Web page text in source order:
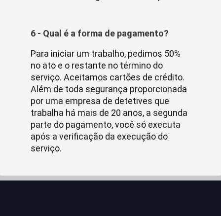
6 - Qual é a forma de pagamento?
Para iniciar um trabalho, pedimos 50%
no ato e o restante no término do
serviço. Aceitamos cartões de crédito.
Além de toda segurança proporcionada
por uma empresa de detetives que
trabalha há mais de 20 anos, a segunda
parte do pagamento, você só executa
após a verificação da execução do
serviço.